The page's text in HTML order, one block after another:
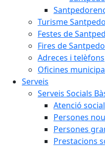
Turisme
Festes de
Fires de
Adreces i telèfons
Oficines
Serveis
Serveis Socials
Atenció
Persones
Persones
Prestacions